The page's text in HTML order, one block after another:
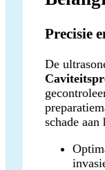
Precisie
De
schade